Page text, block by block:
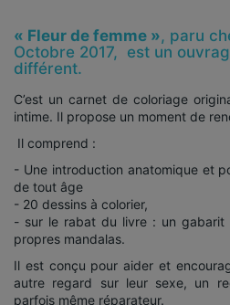
« Fleur de femme », paru
Octobre 2017, est un
différent.
C’est un carnet de coloriage
intime. Il propose un moment de
Il comprend :
- Une introduction anatomique et
de tout âge
- 20 dessins à colorier,
- sur le rabat du livre : un gabarit
propres mandalas.
Il est conçu pour aider et
autre regard sur leur sexe, un
parfois même réparateur.